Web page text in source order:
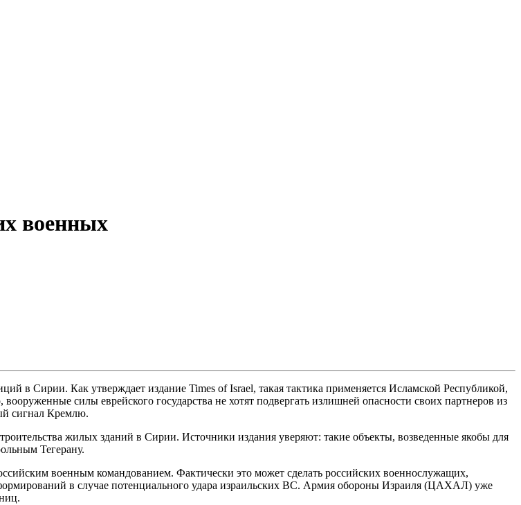
военных
в Сирии. Как утверждает издание Times of Israel, такая тактика применяется Исламской Республикой,
силы еврейского государства не хотят подвергать излишней опасности своих партнеров из
сигнал Кремлю.
жилых зданий в Сирии. Источники издания уверяют: такие объекты, возведенные якобы для
Тегерану.
военным командованием. Фактически это может сделать российских военнослужащих,
в случае потенциального удара израильских ВС. Армия обороны Израиля (ЦАХАЛ) уже